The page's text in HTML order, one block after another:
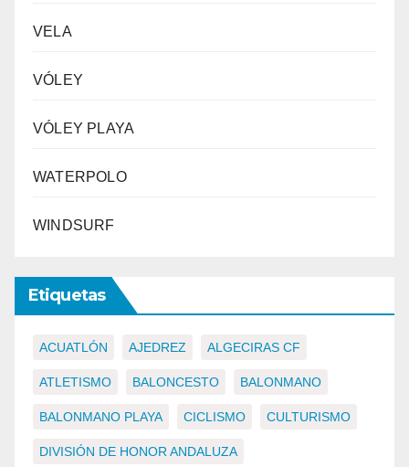
VELA
VÓLEY
VÓLEY PLAYA
WATERPOLO
WINDSURF
Etiquetas
ACUATLÓN AJEDREZ ALGECIRAS CF
ATLETISMO BALONCESTO BALONMANO
BALONMANO PLAYA CICLISMO CULTURISMO
DIVISIÓN DE HONOR ANDALUZA